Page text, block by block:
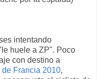
intentando
huele a ZP". Poco
con destino a
de Francia 2010,